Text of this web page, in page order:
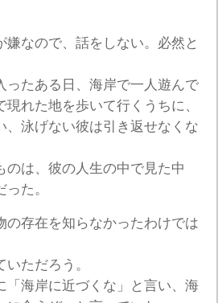
嫌なので、話をしない。必然と
ったある日、海岸で一人遊んで
れた地を歩いて行くうちに、
、泳げない彼は引き返せなくな
のは、彼の人生の中で見た中
た。
の存在を知らなかったわけでは
ただろう。
「海岸に近づくな」と言い、海